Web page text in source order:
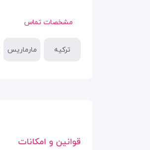
مشخصات تماس
ترکیه مارماریس
قوانین و امکانات